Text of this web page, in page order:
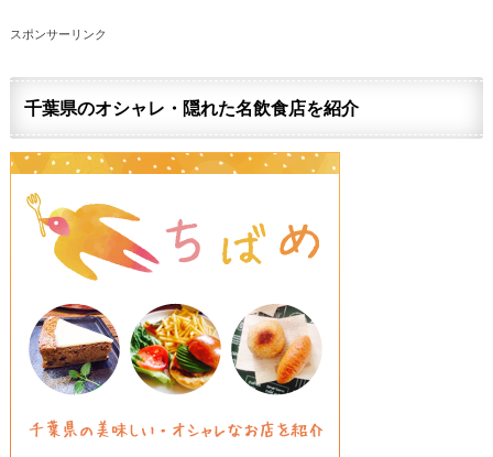
スポンサーリンク
千葉県のオシャレ・隠れた名飲食店を紹介